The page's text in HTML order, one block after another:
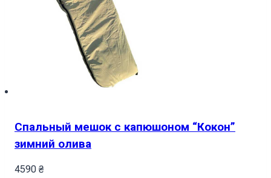
Спальный мешок с капюшоном “Кокон”
зимний олива
4590 ₴